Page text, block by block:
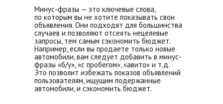
Минус-фразы — это ключевые слова,
по которым вы не хотите показывать свои
объявления. Они подходят для большинства
случаев и позволяют отсеять нецелевые
запросы, тем самым сэкономить бюджет.
Например, если вы продаете только новые
автомобили, вам следует добавить в минус-
фразы «б/у», «с пробегом», «авито» и т.д.
Это позволит избежать показов объявлений
пользователям, ищущим подержанные
автомобили, и сэкономить бюджет.